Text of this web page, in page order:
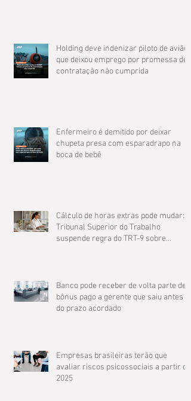
Holding deve indenizar piloto de avião
que deixou emprego por promessa de
contratação não cumprida
Enfermeiro é demitido por deixar
chupeta presa com esparadrapo na
boca de bebê
Cálculo de horas extras pode mudar: O
Tribunal Superior do Trabalho
suspende regra do TRT-9 sobre
Banco pode receber de volta parte de
bônus pago a gerente que saiu antes
do prazo acordado
Empresas brasileiras terão que
avaliar riscos psicossociais a partir de
2025